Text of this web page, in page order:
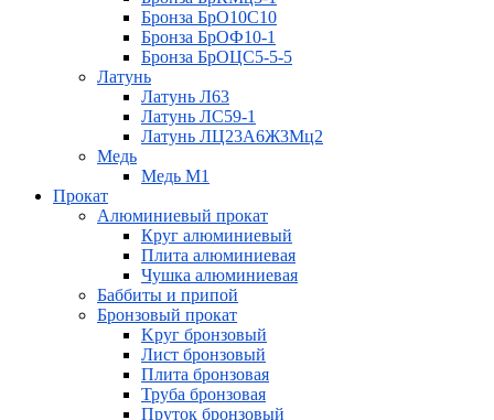
Бронза БрО10С10
Бронза БрОФ10-1
Бронза БрОЦС5-5-5
Латунь
Латунь Л63
Латунь ЛС59-1
Латунь ЛЦ23А6Ж3Мц2
Медь
Медь М1
Прокат
Алюминиевый прокат
Круг алюминиевый
Плита алюминиевая
Чушка алюминиевая
Баббиты и припой
Бронзовый прокат
Kруг бронзовый
Лист бронзовый
Плита бронзовая
Труба бронзовая
Пруток бронзовый